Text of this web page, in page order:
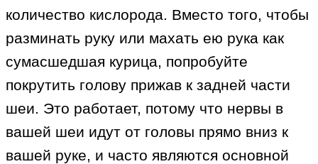
количество кислорода. Вместо того, чтобы
разминать руку или махать ею рука как
сумасшедшая курица, попробуйте
покрутить голову прижав к задней части
шеи. Это работает, потому что нервы в
вашей шеи идут от головы прямо вниз к
вашей руке, и часто являются основной